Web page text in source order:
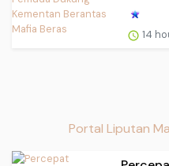
14
Portal Liputan